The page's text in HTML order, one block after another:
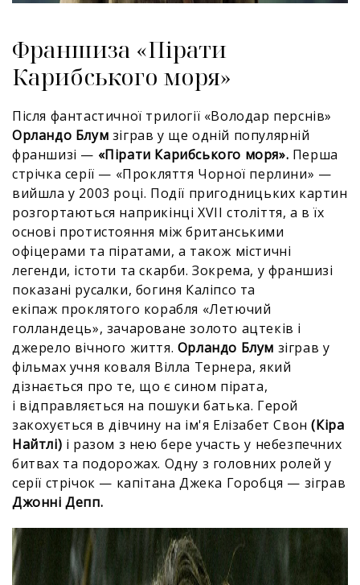
Франшиза «Пірати
Карибського моря»
Після фантастичної трилогії «Володар перснів»
Орландо Блум зіграв у ще одній популярній
франшизі — «Пірати Карибського моря». Перша
стрічка серії — «Прокляття Чорної перлини» —
вийшла у 2003 році. Події пригодницьких картин
розгортаються наприкінці XVII століття, а в їх
основі протистояння між британськими
офіцерами та піратами, а також містичні
легенди, істоти та скарби. Зокрема, у франшизі
показані русалки, богиня Каліпсо та
екіпаж проклятого корабля «Летючий
голландець», зачароване золото ацтеків і
джерело вічного життя. Орландо Блум зіграв у
фільмах учня коваля Вілла Тернера, який
дізнається про те, що є сином пірата,
і відправляється на пошуки батька. Герой
закохується в дівчину на ім'я Елізабет Свон(Кіра
Найтлі) і разом з нею бере участь у небезпечних
битвах та подорожах. Одну з головних ролей у
серії стрічок — капітана Джека Горобця — зіграв
Джонні Депп.